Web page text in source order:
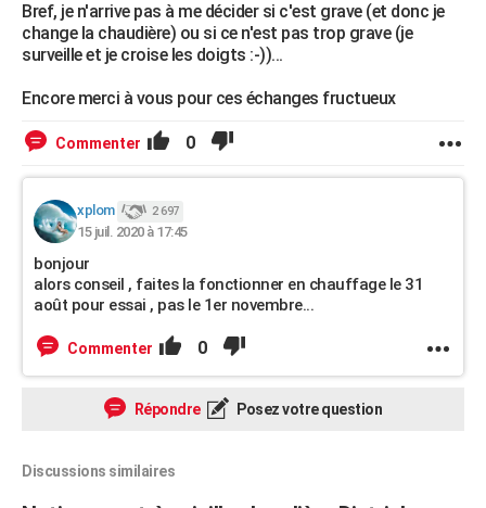
Bref, je n'arrive pas à me décider si c'est grave (et donc je
change la chaudière) ou si ce n'est pas trop grave (je
surveille et je croise les doigts :-))...
Encore merci à vous pour ces échanges fructueux
Commenter 0
xplom 2 697
15 juil. 2020 à 17:45
bonjour
alors conseil , faites la fonctionner en chauffage le 31
août pour essai , pas le 1er novembre...
Commenter 0
Répondre Posez votre question
Discussions similaires